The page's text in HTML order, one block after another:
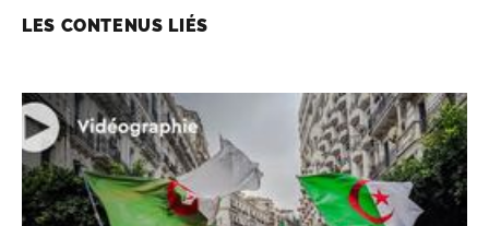
LES CONTENUS LIÉS